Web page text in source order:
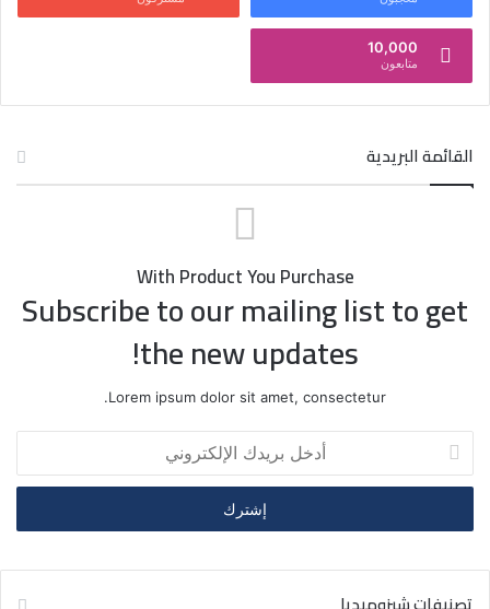
10,000
متابعون
القائمة البريدية
With Product You Purchase
Subscribe to our mailing list to get
the new updates!
Lorem ipsum dolor sit amet, consectetur.
بريدك
الإلكتروني